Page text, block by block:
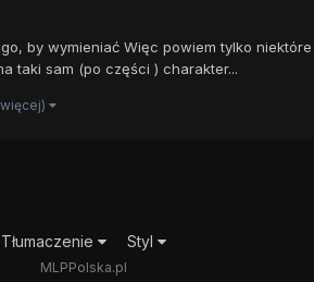
by wymieniać Więc powiem tylko
taki sam (po części ) charakter...
Tłumaczenie Styl
MLPPolska.pl